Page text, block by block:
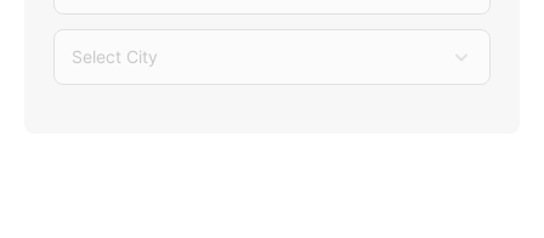
Select City